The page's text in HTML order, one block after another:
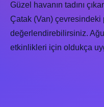
Güzel havanın tadını
Çatak (Van) çevresindeki
değerlendirebilirsiniz.
etkinlikleri için oldukça